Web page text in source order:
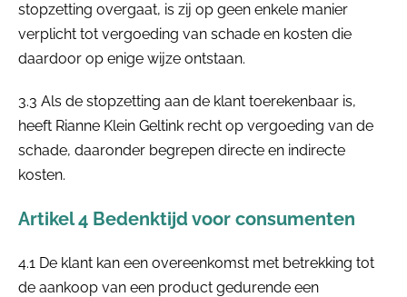
stopzetting overgaat, is zij op geen enkele manier
verplicht tot vergoeding van schade en kosten die
daardoor op enige wijze ontstaan.
3.3 Als de stopzetting aan de klant toerekenbaar is,
heeft Rianne Klein Geltink recht op vergoeding van de
schade, daaronder begrepen directe en indirecte
kosten.
Artikel 4 Bedenktijd voor consumenten
4.1 De klant kan een overeenkomst met betrekking tot
de aankoop van een product gedurende een